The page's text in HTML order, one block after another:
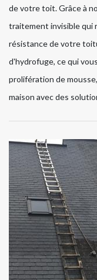
de votre toit. Grâce à
traitement invisible qui
résistance de votre
d'hydrofuge, ce qui
prolifération de
maison avec des